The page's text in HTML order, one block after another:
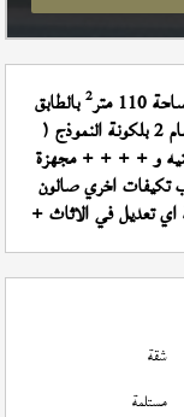
متر 2بالطابق
خاص الوديعة مدفوعة بسعر 5,500 جنيه و + + + + مجهزة
تكيفات اخري صالون
تعديل في الاثاث +
شقة
مستلمة